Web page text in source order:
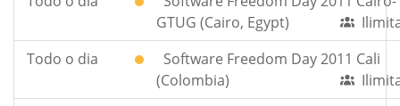
GTUG (Cairo, Egypt)
Todo o dia
Software Freedom Day 2011 Cali
(Colombia)